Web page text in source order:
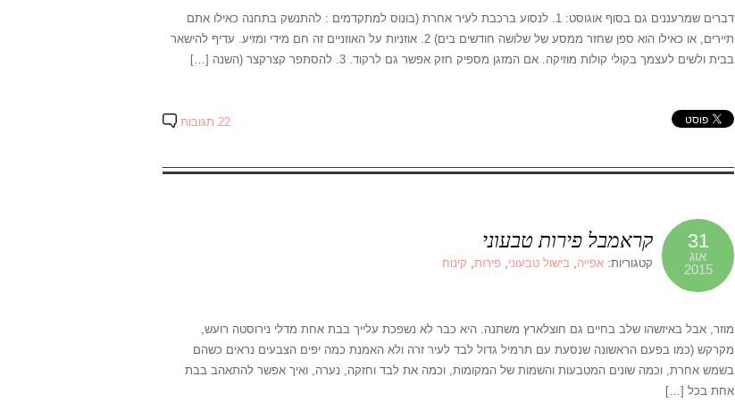
דברים שמרעננים גם בסוף אוגוסט: 1. לנסוע ברכבת לעיר אחרת (בונוס למתקדמים : להתנשק בתחנה כאילו אתם
תיירים, או כאילו הוא ספן שחזר ממסע של שלושה חודשים בים) 2. אוזניות על האוזניים זה חם מידי ומזיע. עדיף להישאר
בבית ולשים לעצמך בקולי קולות מוזיקה. אם המזגן מספיק חזק אפשר גם לרקוד. 3. להסתפר קצרקצר (השנה […]
22 תגובות
31
אוג
2015
קראמבל פירות טבעוני
קטגוריות: אפייה, בישול טבעוני, פירות, קינוח
מוזר, אבל באיזשהו שלב בחיים גם חוצלארץ משתנה. היא כבר לא נשפכת עלייך בבת אחת מדלי נירוסטה רועש,
מקרקש (כמו בפעם הראשונה שנסעת עם תרמיל גדול לבד לעיר זרה ולא האמנת כמה יפים הצבעים נראים כשהם
בשמש אחרת, וכמה שונים המטבעות והשמות של המקומות, וכמה את לבד וחזקה, נערה, ואיך אפשר להתאהב בבת
אחת בכל […]